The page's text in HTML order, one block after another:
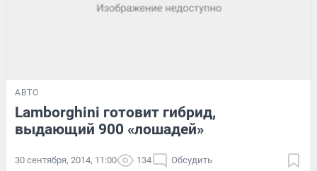
АВТО
Lamborghini готовит гибрид,
выдающий 900 «лошадей»
30 сентября, 2014, 11:00 134 Обсудить